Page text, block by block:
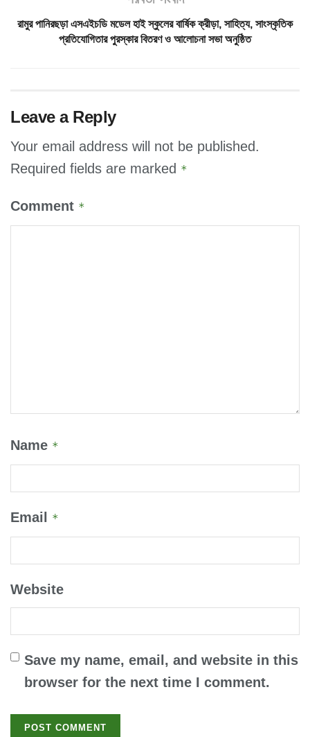
রামুর পানিরছড়া এসএইচডি মডেল হাই স্কুলের বার্ষিক ক্রীড়া, সাহিত্য, সাংস্কৃতিক
প্রতিযোগিতার পুরস্কার বিতরণ ও আলোচনা সভা অনুষ্ঠিত
Leave a Reply
Your email address will not be published.
Required fields are marked *
Comment *
Name *
Email *
Website
Save my name, email, and website in this
browser for the next time I comment.